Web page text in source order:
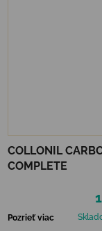
COLLONIL
COMPLETE
Pozrieť viac